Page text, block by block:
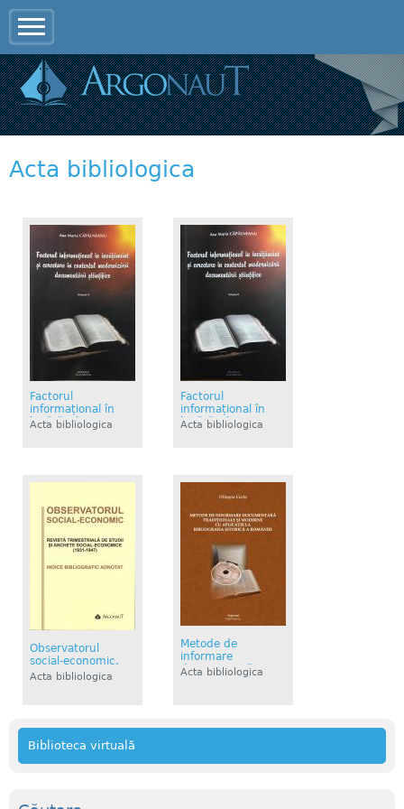
Acta bibliologica
Factorul
informațional în
învățămâ...
Acta bibliologica
Factorul
informațional în
învățămâ...
Acta bibliologica
Observatorul
social-economic.
Revi...
Acta bibliologica
Metode de
informare
documentară tr...
Acta bibliologica
Biblioteca virtuală